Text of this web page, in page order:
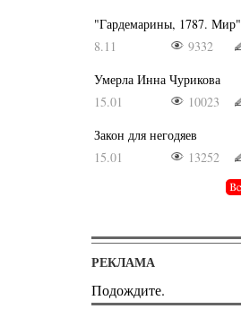
"Гардемарины, 1787. Мир"
8.11
9332
Умерла Инна Чурикова
15.01
10023
Закон для негодяев
15.01
13252
РЕКЛАМА
Подождите.